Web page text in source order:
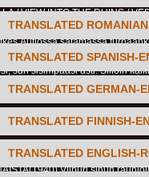
TRANSLATED
TRANSLATED SPANISH-
TRANSLATED GERMAN-
TRANSLATED FINNISH-
TRANSLATED ENGLISH-
/ VIEW INTO THE RUINS /
on
satamassa
hulmus meren ääri,itätuuli
sun sisimpääsi asti. Silloin
tutun tornikellon.Vainajien...
Viipuri,sinun